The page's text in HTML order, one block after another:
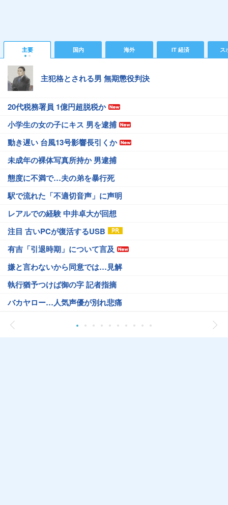
主要 国内 海外 IT 経済 ス
主犯格とされる男 無期懲役判決
20代税務署員 1億円超脱税か
小学生の女の子にキス 男を逮捕
動き遅い 台風13号影響長引くか
未成年の裸体写真所持か 男逮捕
態度に不満で…夫の弟を暴行死
駅で流れた「不適切音声」に声明
レアルでの経験 中井卓大が回想
注目 古いPCが復活するUSB
有吉「引退時期」について言及
嫌と言わないから同意では…見解
執行猶予つけば御の字 記者指摘
バカヤロー…人気声優が別れ悲痛